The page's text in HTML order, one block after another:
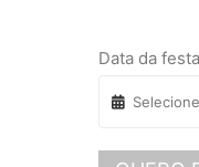
Data da festa